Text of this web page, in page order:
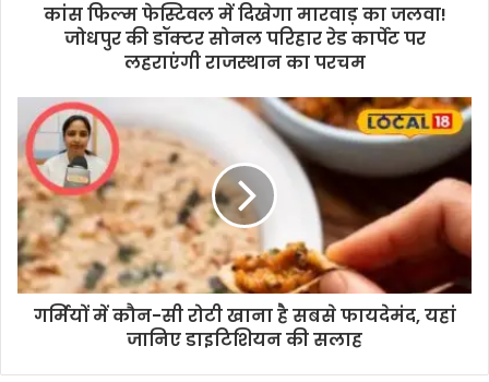
कांस फिल्म फेस्टिवल में दिखेगा मारवाड़ का जलवा!
जोधपुर की डॉक्टर सोनल परिहार रेड कार्पेट पर
लहराएंगी राजस्थान का परचम
गर्मियों में कौन-सी रोटी खाना है सबसे फायदेमंद, यहां
जानिए डाइटिशियन की सलाह